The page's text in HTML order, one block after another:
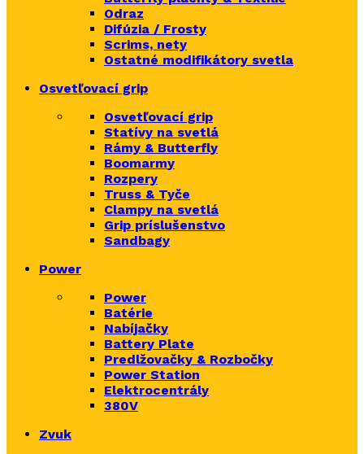
Odraz
Difúzia / Frosty
Scrims, nety
Ostatné modifikátory svetla
Osvetľovací grip
Osvetľovací grip
Statívy na svetlá
Rámy & Butterfly
Boomarmy
Rozpery
Truss & Tyče
Clampy na svetlá
Grip príslušenstvo
Sandbagy
Power
Power
Batérie
Nabíjačky
Battery Plate
Predlžovačky & Rozbočky
Power Station
Elektrocentrály
380V
Zvuk